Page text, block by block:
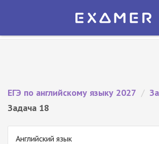
Экзамер — ЕГЭ 2027
ЕГЭ по английскому языку 2027 /
Задача 18
Английский язык